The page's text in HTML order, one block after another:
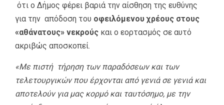
ότι ο Δήμος φέρει βαριά την αίσθηση της ευθύνης
για την απόδοση του οφειλόμενου χρέους στους
«αθάνατους» νεκρούς και ο εορτασμός σε αυτό
ακριβώς αποσκοπεί.
«Με πιστή τήρηση των παραδόσεων και των
τελετουργικών που έρχονται από γενιά σε γενιά και
αποτελούν για μας κορμό και ταυτόσημο, με την